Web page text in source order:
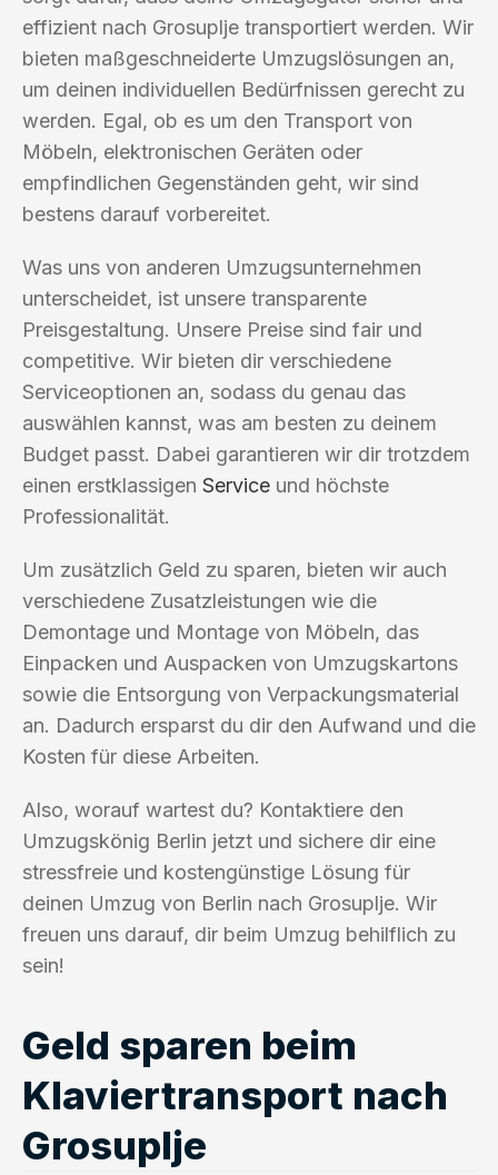
effizient nach Grosuplje transportiert werden. Wir
bieten maßgeschneiderte Umzugslösungen an,
um deinen individuellen Bedürfnissen gerecht zu
werden. Egal, ob es um den Transport von
Möbeln, elektronischen Geräten oder
empfindlichen Gegenständen geht, wir sind
bestens darauf vorbereitet.
Was uns von anderen Umzugsunternehmen
unterscheidet, ist unsere transparente
Preisgestaltung. Unsere Preise sind fair und
competitive. Wir bieten dir verschiedene
Serviceoptionen an, sodass du genau das
auswählen kannst, was am besten zu deinem
Budget passt. Dabei garantieren wir dir trotzdem
einen erstklassigen Service und höchste
Professionalität.
Um zusätzlich Geld zu sparen, bieten wir auch
verschiedene Zusatzleistungen wie die
Demontage und Montage von Möbeln, das
Einpacken und Auspacken von Umzugskartons
sowie die Entsorgung von Verpackungsmaterial
an. Dadurch ersparst du dir den Aufwand und die
Kosten für diese Arbeiten.
Also, worauf wartest du? Kontaktiere den
Umzugskönig Berlin jetzt und sichere dir eine
stressfreie und kostengünstige Lösung für
deinen Umzug von Berlin nach Grosuplje. Wir
freuen uns darauf, dir beim Umzug behilflich zu
sein!
Geld sparen beim
Klaviertransport nach
Grosuplje